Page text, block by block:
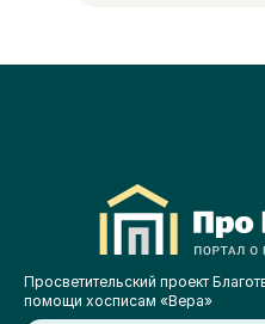
Просветительский проект
помощи хосписам «Вера»